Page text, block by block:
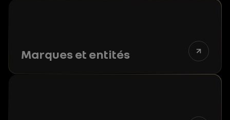
Marques et entités